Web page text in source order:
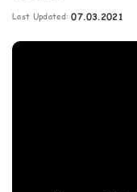
Last Updated: 07.03.2021